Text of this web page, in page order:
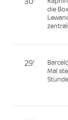
die
29'
Mal